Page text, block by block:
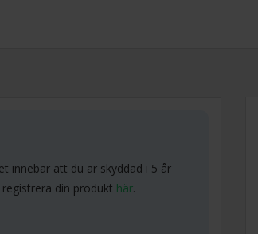
innebär att du är skyddad i 5 år
din produkt här.